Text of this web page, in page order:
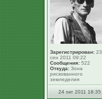
Зарегистрирован: 23
сен 2011 09:22
Сообщения: 522
Откуда: Зона
рискованного
земледелия
24 окт 2011 18:35